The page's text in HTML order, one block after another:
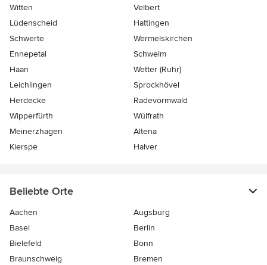
Witten
Velbert
Lüdenscheid
Hattingen
Schwerte
Wermelskirchen
Ennepetal
Schwelm
Haan
Wetter (Ruhr)
Leichlingen
Sprockhövel
Herdecke
Radevormwald
Wipperfürth
Wülfrath
Meinerzhagen
Altena
Kierspe
Halver
Beliebte Orte
Aachen
Augsburg
Basel
Berlin
Bielefeld
Bonn
Braunschweig
Bremen